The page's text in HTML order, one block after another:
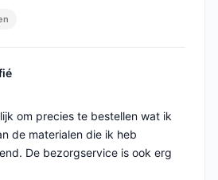
5
om precies te bestellen wat ik
de materialen die ik heb
De bezorgservice is ook erg